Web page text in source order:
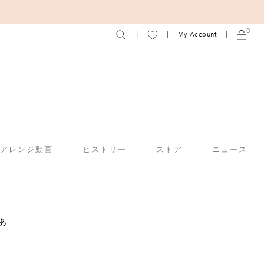
レンジ動画 ヒストリー ストア ニュース
My Account 0